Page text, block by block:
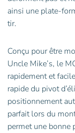
ainsi une plate-
tir.
Conçu pour être
Uncle Mike’s, le
rapidement et
rapide du pivot
positionnement
parfait lors du
permet une bonne